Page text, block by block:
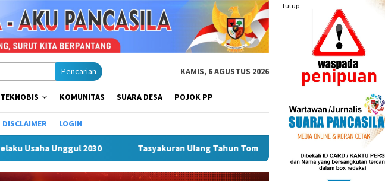
tutup
Pencarian KAMIS, 6 AGUSTUS 2026
TEKNOBIS KOMUNITAS SUARA DESA POJOK PP
DISCLAIMER LOGIN
Tasyakuran Ulang Tahun Tommy Johan Agusta Warnai Launching Joglo Seminingrat,